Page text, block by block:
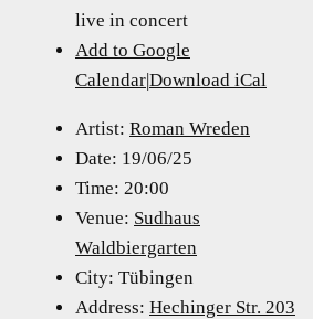
live in concert
Add to Google
Calendar|Download iCal
Artist: Roman Wreden
Date: 19/06/25
Time: 20:00
Venue: Sudhaus
Waldbiergarten
City: Tübingen
Address: Hechinger Str. 203